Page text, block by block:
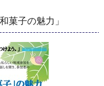
菓子の魅力」